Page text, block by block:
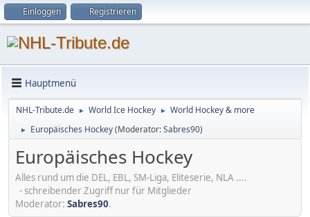
Einloggen Registrieren
Hauptmenü
NHL-Tribute.de ► World Ice Hockey ► World Hockey & more
► Europäisches Hockey(Moderator:Sabres90)
Europäisches Hockey
Alles rund um die DEL, EBL, SM-Liga, Eliteserie, NLA ....
- schreibender Zugriff nur für Mitglieder
Moderator: Sabres90.